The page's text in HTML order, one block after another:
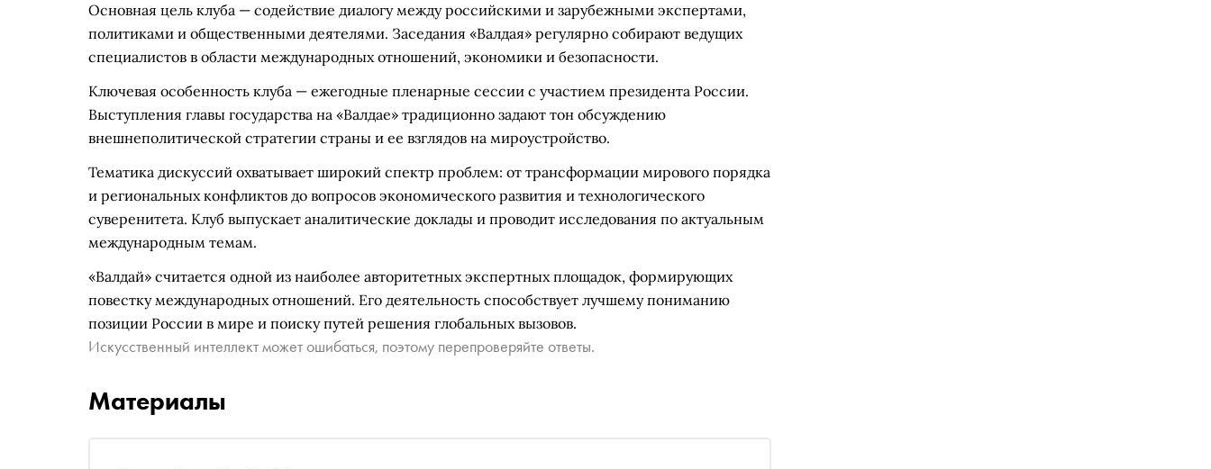
Основная цель клуба — содействие диалогу между российскими и зарубежными экспертами,
политиками и общественными деятелями. Заседания «Валдая» регулярно собирают ведущих
специалистов в области международных отношений, экономики и безопасности.
Ключевая особенность клуба — ежегодные пленарные сессии с участием президента России.
Выступления главы государства на «Валдае» традиционно задают тон обсуждению
внешнеполитической стратегии страны и ее взглядов на мироустройство.
Тематика дискуссий охватывает широкий спектр проблем: от трансформации мирового порядка
и региональных конфликтов до вопросов экономического развития и технологического
суверенитета. Клуб выпускает аналитические доклады и проводит исследования по актуальным
международным темам.
«Валдай» считается одной из наиболее авторитетных экспертных площадок, формирующих
повестку международных отношений. Его деятельность способствует лучшему пониманию
позиции России в мире и поиску путей решения глобальных вызовов.
Искусственный интеллект может ошибаться, поэтому перепроверяйте ответы.
Материалы